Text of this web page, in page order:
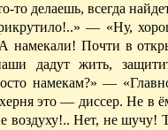
делаешь, всегда
— «Ну,
намекали! Почти в
дадут жить,
намекам?» —
это — диссер. Не в
воздуху!.. Нет, не шучу!